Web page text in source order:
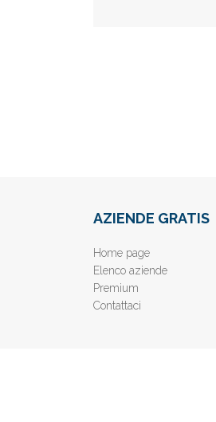
AZIENDE GRATIS
Home page
Elenco aziende
Premium
Contattaci